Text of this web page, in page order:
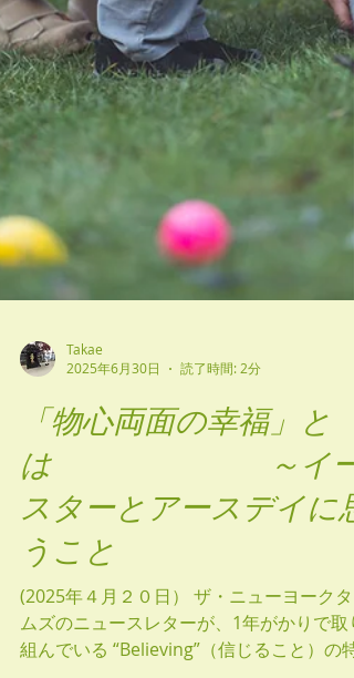
2025年6月30日
読了時間: 2分
「物心両面の幸福」と
は ～イー
スターとアースデイに思